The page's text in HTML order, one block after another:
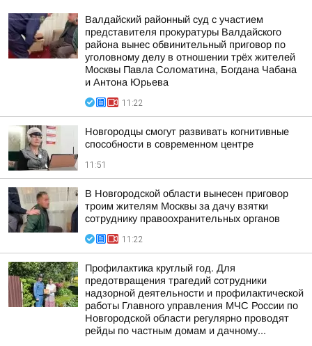
Валдайский районный суд с участием
представителя прокуратуры Валдайского
района вынес обвинительный приговор по
уголовному делу в отношении трёх жителей
Москвы Павла Соломатина, Богдана Чабана
и Антона Юрьева
11:22
Новгородцы смогут развивать когнитивные
способности в современном центре
11:51
В Новгородской области вынесен приговор
троим жителям Москвы за дачу взятки
сотруднику правоохранительных органов
11:22
Профилактика круглый год. Для
предотвращения трагедий сотрудники
надзорной деятельности и профилактической
работы Главного управления МЧС России по
Новгородской области регулярно проводят
рейды по частным домам и дачному...